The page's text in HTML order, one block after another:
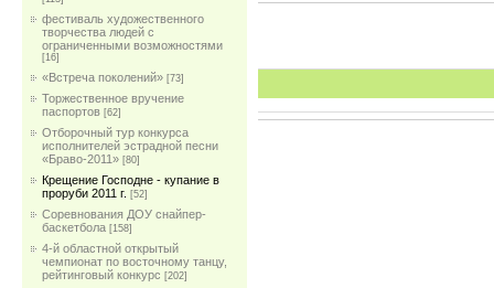
фестиваль художественного
творчества людей с
ограниченными возможностями
[16]
«Встреча поколений» [73]
Торжественное вручение
паспортов [62]
Отборочный тур конкурса
исполнителей эстрадной песни
«Браво-2011» [80]
Крещение Господне - купание в
проруби 2011 г. [52]
Соревнования ДОУ снайпер-
баскетбола [158]
4-й областной открытый
чемпионат по восточному танцу,
рейтинговый конкурс [202]